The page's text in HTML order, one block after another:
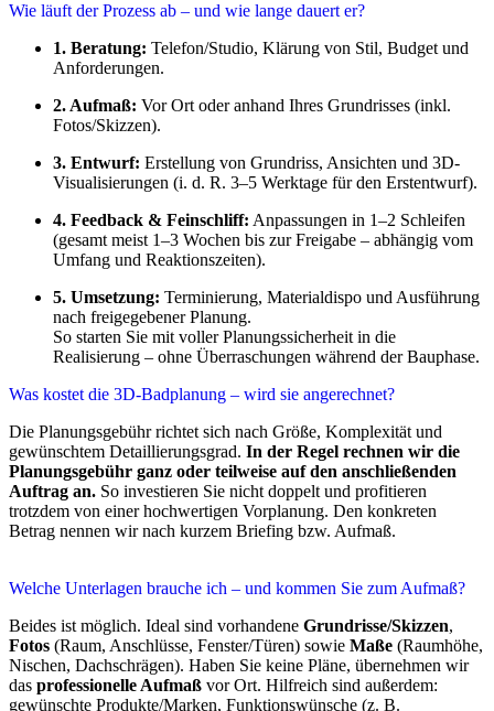
Wie läuft der Prozess ab – und wie lange dauert er?
1. Beratung: Telefon/Studio, Klärung von Stil, Budget und
Anforderungen.
2. Aufmaß: Vor Ort oder anhand Ihres Grundrisses (inkl.
Fotos/Skizzen).
3. Entwurf: Erstellung von Grundriss, Ansichten und 3D-
Visualisierungen (i. d. R. 3–5 Werktage für den Erstentwurf).
4. Feedback & Feinschliff: Anpassungen in 1–2 Schleifen
(gesamt meist 1–3 Wochen bis zur Freigabe – abhängig vom
Umfang und Reaktionszeiten).
5. Umsetzung: Terminierung, Materialdispo und Ausführung
nach freigegebener Planung.
So starten Sie mit voller Planungssicherheit in die
Realisierung – ohne Überraschungen während der Bauphase.
Was kostet die 3D-Badplanung – wird sie angerechnet?
Die Planungsgebühr richtet sich nach Größe, Komplexität und
gewünschtem Detaillierungsgrad. In der Regel rechnen wir die
Planungsgebühr ganz oder teilweise auf den anschließenden
Auftrag an. So investieren Sie nicht doppelt und profitieren
trotzdem von einer hochwertigen Vorplanung. Den konkreten
Betrag nennen wir nach kurzem Briefing bzw. Aufmaß.
Welche Unterlagen brauche ich – und kommen Sie zum Aufmaß?
Beides ist möglich. Ideal sind vorhandene Grundrisse/Skizzen,
Fotos (Raum, Anschlüsse, Fenster/Türen) sowie Maße (Raumhöhe,
Nischen, Dachschrägen). Haben Sie keine Pläne, übernehmen wir
das professionelle Aufmaß vor Ort. Hilfreich sind außerdem:
gewünschte Produkte/Marken, Funktionswünsche (z. B.